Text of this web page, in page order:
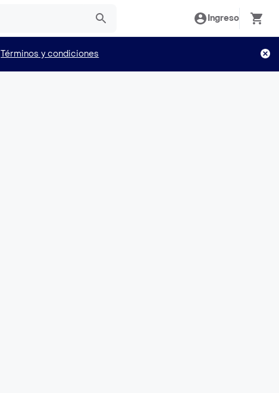
Ingreso
Términos y condiciones